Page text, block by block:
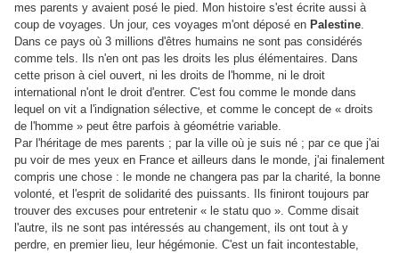
mes parents y avaient posé le pied. Mon histoire s'est écrite aussi à
coup de voyages. Un jour, ces voyages m'ont déposé en Palestine.
Dans ce pays où 3 millions d'êtres humains ne sont pas considérés
comme tels. Ils n'en ont pas les droits les plus élémentaires. Dans
cette prison à ciel ouvert, ni les droits de l'homme, ni le droit
international n'ont le droit d'entrer. C'est fou comme le monde dans
lequel on vit a l'indignation sélective, et comme le concept de « droits
de l'homme » peut être parfois à géométrie variable.
Par l'héritage de mes parents ; par la ville où je suis né ; par ce que j'ai
pu voir de mes yeux en France et ailleurs dans le monde, j'ai finalement
compris une chose : le monde ne changera pas par la charité, la bonne
volonté, et l'esprit de solidarité des puissants. Ils finiront toujours par
trouver des excuses pour entretenir « le statu quo ». Comme disait
l'autre, ils ne sont pas intéressés au changement, ils ont tout à y
perdre, en premier lieu, leur hégémonie. C'est un fait incontestable,